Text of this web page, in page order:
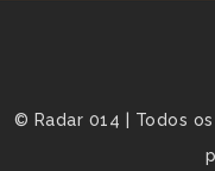
© Radar 014 | Todos